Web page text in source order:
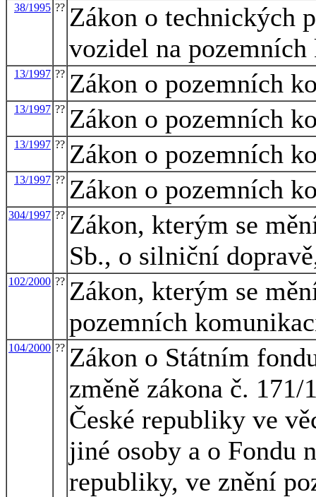
38/1995 ?? Zákon o technických
vozidel na
13/1997 ?? Zákon o pozemních
13/1997 ?? Zákon o pozemních
13/1997 ?? Zákon o pozemních
13/1997 ?? Zákon o pozemních
304/1997 ?? Zákon, kterým se
Sb., o silniční
102/2000 ?? Zákon, kterým se
pozemních
104/2000 ?? Zákon o Státním
změně zákona č.
České republiky ve
jiné osoby a o Fondu
republiky, ve znění